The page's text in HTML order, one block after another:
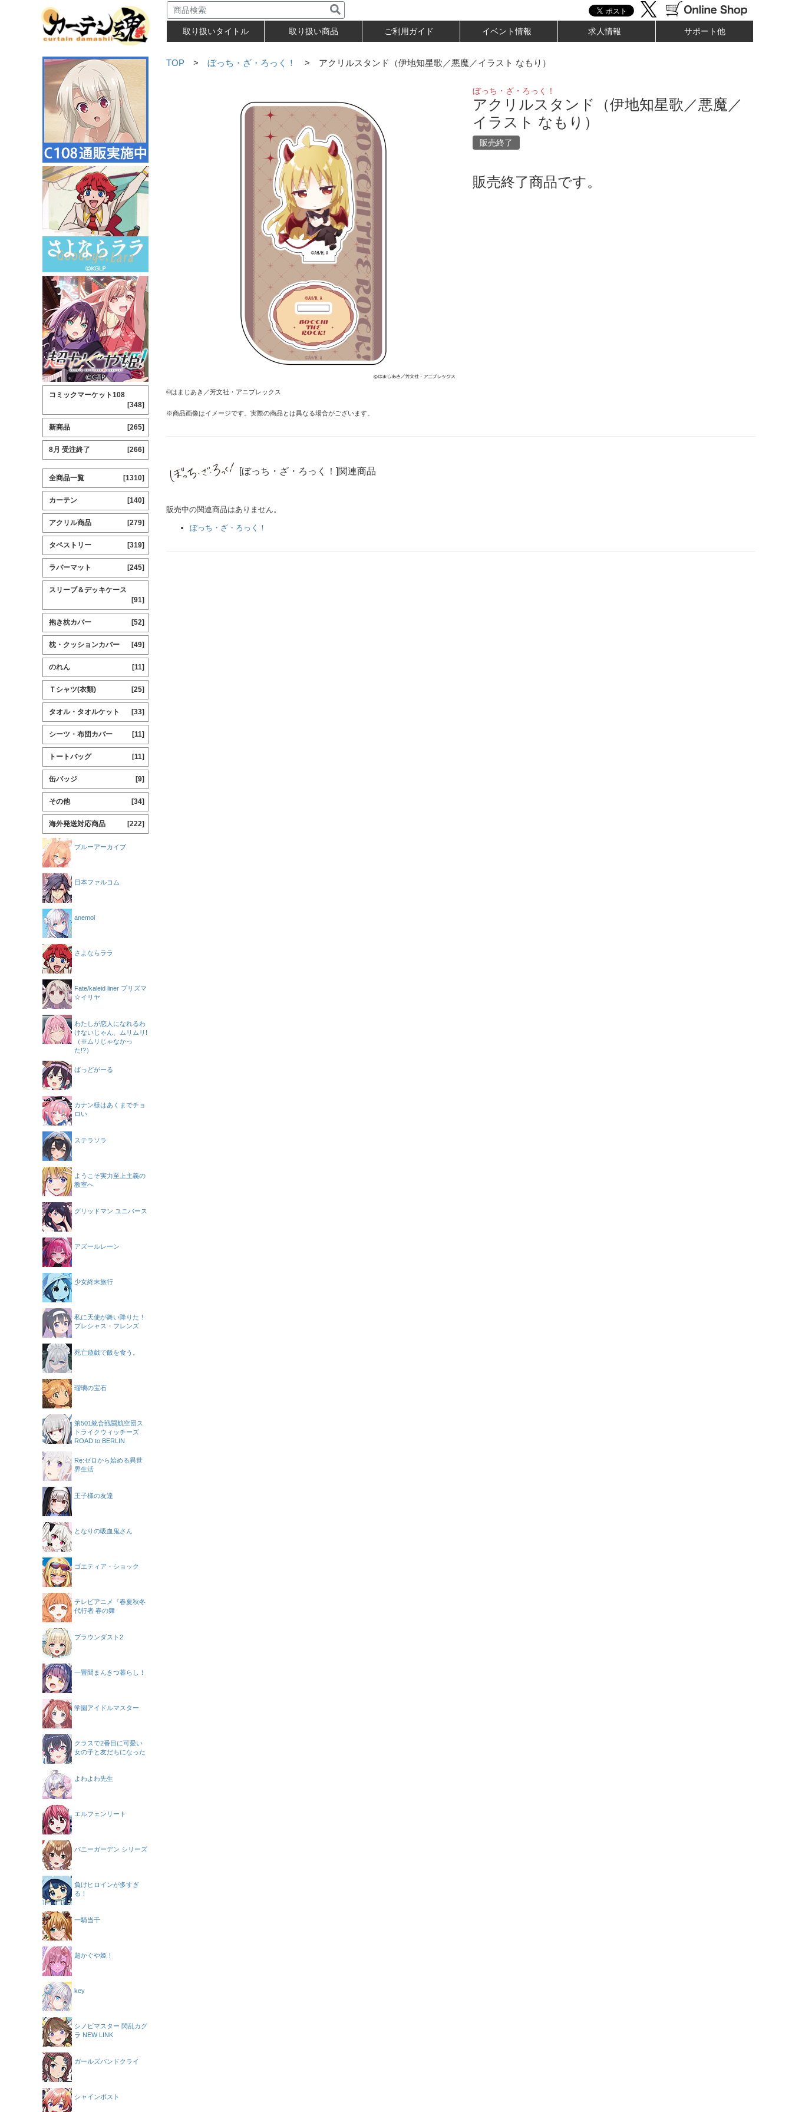
取り扱いタイトル 取り扱い商品 ご利用ガイド イベント情報 求人情報 サポート他
TOP > ぼっち・ざ・ろっく！ > アクリルスタンド（伊地知星歌／悪魔／イラスト なもり）
©はまじあき／芳文社・アニプレックス
※商品画像はイメージです。実際の商品とは異なる場合がございます。
ぼっち・ざ・ろっく！
アクリルスタンド（伊地知星歌／悪魔／
イラスト なもり）
販売終了
販売終了商品です。
[ぼっち・ざ・ろっく！]関連商品
販売中の関連商品はありません。
ぼっち・ざ・ろっく！
コミックマーケット108
[348]
新商品 [265]
8月 受注終了 [266]
全商品一覧 [1310]
カーテン [140]
アクリル商品 [279]
タペストリー [319]
ラバーマット [245]
スリーブ＆デッキケース
[91]
抱き枕カバー [52]
枕・クッションカバー [49]
のれん [11]
Ｔシャツ(衣類) [25]
タオル・タオルケット [33]
シーツ・布団カバー [11]
トートバッグ [11]
缶バッジ [9]
その他 [34]
海外発送対応商品 [222]
ブルーアーカイブ
日本ファルコム
anemoi
さよならララ
Fate/kaleid liner プリズマ
☆イリヤ
わたしが恋人になれるわ
けないじゃん、ムリムリ!
（※ムリじゃなかっ
た!?）
ばっどがーる
カナン様はあくまでチョ
ロい
ステラソラ
ようこそ実力至上主義の
教室へ
グリッドマン ユニバース
アズールレーン
少女終末旅行
私に天使が舞い降りた！
プレシャス・フレンズ
死亡遊戯で飯を食う。
瑠璃の宝石
第501統合戦闘航空団ス
トライクウィッチーズ
ROAD to BERLIN
Re:ゼロから始める異世
界生活
王子様の友達
となりの吸血鬼さん
ゴエティア・ショック
テレビアニメ『春夏秋冬
代行者 春の舞
ブラウンダスト2
一畳間まんきつ暮らし！
学園アイドルマスター
クラスで2番目に可愛い
女の子と友だちになった
よわよわ先生
エルフェンリート
バニーガーデン シリーズ
負けヒロインが多すぎ
る！
一騎当千
超かぐや姫！
key
シノビマスター 閃乱カグ
ラ NEW LINK
ガールズバンドクライ
シャインポスト